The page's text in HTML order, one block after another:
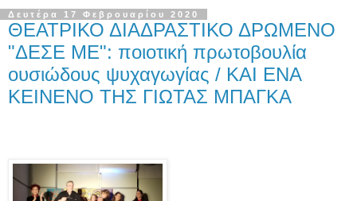
Δευτέρα 17 Φεβρουαρίου 2020
ΘΕΑΤΡΙΚΟ ΔΙΑΔΡΑΣΤΙΚΟ ΔΡΩΜΕΝΟ
"ΔΕΣΕ ΜΕ": ποιοτική πρωτοβουλία
ουσιώδους ψυχαγωγίας / ΚΑΙ ΕΝΑ
ΚΕΙΝΕΝΟ ΤΗΣ ΓΙΩΤΑΣ ΜΠΑΓΚΑ